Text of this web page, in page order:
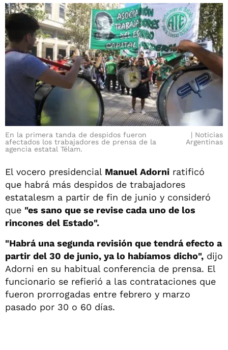
En la primera tanda de despidos fueron
afectados los trabajadores de prensa de la
agencia estatal Télam.
Noticias
Argentinas
El vocero presidencial Manuel Adorni ratificó
que habrá más despidos de trabajadores
estatalesm a partir de fin de junio y consideró
que "es sano que se revise cada uno de los
rincones del Estado".
"Habrá una segunda revisión que tendrá efecto a
partir del 30 de junio, ya lo habíamos dicho", dijo
Adorni en su habitual conferencia de prensa. El
funcionario se refierió a las contrataciones que
fueron prorrogadas entre febrero y marzo
pasado por 30 o 60 días.